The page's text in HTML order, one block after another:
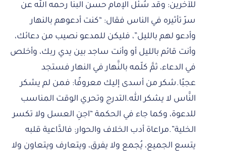
للآخرين: وقد سُئل الإمام حسن البنا رحمه الله عن
سرّ تأثيره في الناس فقال: “كنت أدعوهم بالنهار
وأدعو لهم بالليل”، فليكن للمدعو نصيب من دعائك،
وأنت قائم بالليل أو وأنت ساجد بين يدي ربك، وأخلص
في الدعاء، ثمَّ كلّمه بالنَّهار في النهار فستجد
عجبًا.شكر من أسدى إليك معروفًا: فمن لم يشكر
النَّاس لا يشكر الله.التدرج وتحري الوقت المناسب
للدعوة، وكما جاء في الحكمة “اجنِ العسل ولا تكسر
الخلية”.مراعاة أدب الخلاف والحوار: فالدَّاعية قلبه
يتسع الجميع، يُجمع ولا يفرق، ويتعارف ويتعاون ولا